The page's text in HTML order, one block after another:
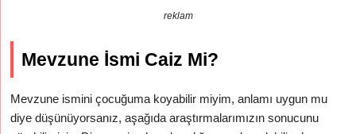
reklam
Mevzune İsmi Caiz Mi?
Mevzune ismini çocuğuma koyabilir miyim, anlamı uygun mu
diye düşünüyorsanız, aşağıda araştırmalarımızın sonucunu